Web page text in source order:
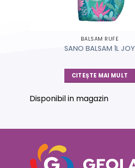
BALSAM RUFE
SANO BALSAM 1L JOY
CITEȘTE MAI MULT
Disponibil in magazin